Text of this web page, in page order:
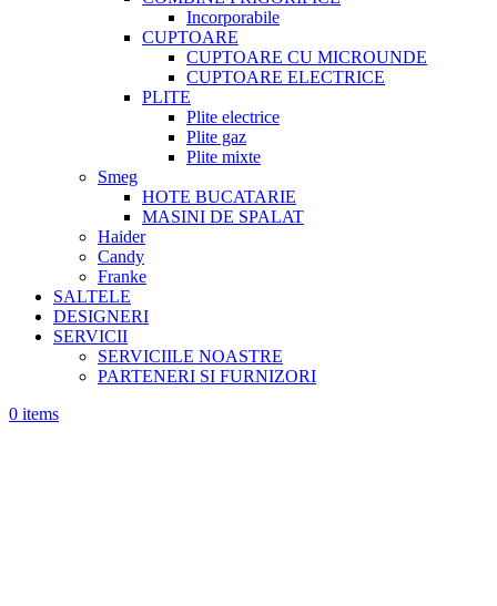
Incorporabile
CUPTOARE
CUPTOARE CU MICROUNDE
CUPTOARE ELECTRICE
PLITE
Plite electrice
Plite gaz
Plite mixte
Smeg
HOTE BUCATARIE
MASINI DE SPALAT
Haider
Candy
Franke
SALTELE
DESIGNERI
SERVICII
SERVICIILE NOASTRE
PARTENERI SI FURNIZORI
0 items